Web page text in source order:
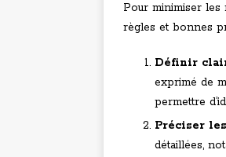
Pour minimiser les
règles et bonnes
Définir
exprimé de
permettre
Préciser
détaillées,